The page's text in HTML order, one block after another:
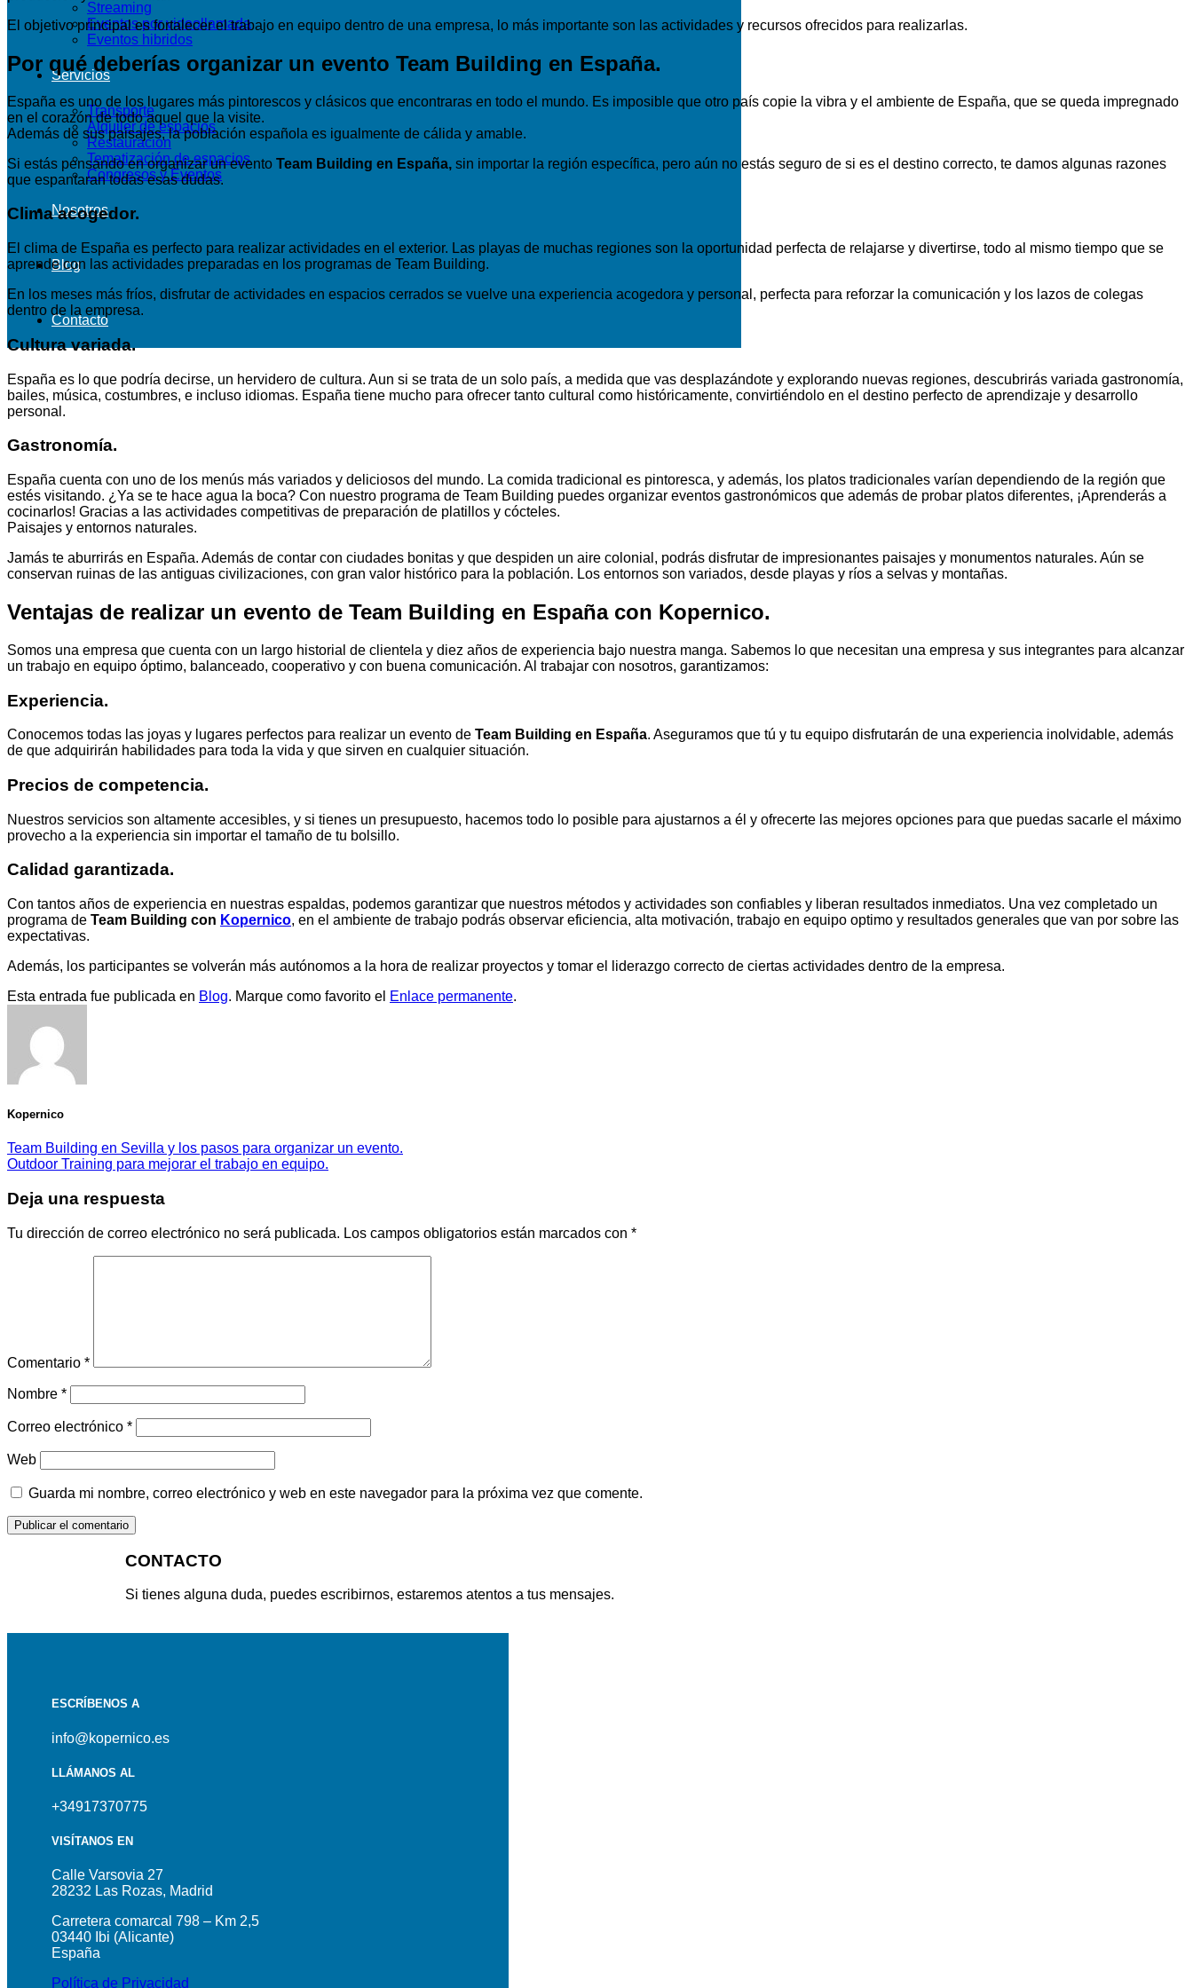
Streaming
Eventos por videollamada
Eventos hibridos
Servicios
Transporte
Alquiler de espacios
Restauración
Tematización de espacios
Congresos y Eventos
Nosotros
Blog
Contacto
El objetivo principal es fortalecer el trabajo en equipo dentro de una empresa, lo más importante son las actividades y recursos ofrecidos para realizarlas.
Por qué deberías organizar un evento Team Building en España.
España es uno de los lugares más pintorescos y clásicos que encontraras en todo el mundo. Es imposible que otro país copie la vibra y el ambiente de España, que se queda impregnado
en el corazón de todo aquel que la visite.
Además de sus paisajes, la población española es igualmente de cálida y amable.
Si estás pensando en organizar un evento Team Building en España, sin importar la región específica, pero aún no estás seguro de si es el destino correcto, te damos algunas razones
que espantaran todas esas dudas.
Clima acogedor.
El clima de España es perfecto para realizar actividades en el exterior. Las playas de muchas regiones son la oportunidad perfecta de relajarse y divertirse, todo al mismo tiempo que se
aprende con las actividades preparadas en los programas de Team Building.
En los meses más fríos, disfrutar de actividades en espacios cerrados se vuelve una experiencia acogedora y personal, perfecta para reforzar la comunicación y los lazos de colegas
dentro de la empresa.
Cultura variada.
España es lo que podría decirse, un hervidero de cultura. Aun si se trata de un solo país, a medida que vas desplazándote y explorando nuevas regiones, descubrirás variada gastronomía,
bailes, música, costumbres, e incluso idiomas. España tiene mucho para ofrecer tanto cultural como históricamente, convirtiéndolo en el destino perfecto de aprendizaje y desarrollo
personal.
Gastronomía.
España cuenta con uno de los menús más variados y deliciosos del mundo. La comida tradicional es pintoresca, y además, los platos tradicionales varían dependiendo de la región que
estés visitando. ¿Ya se te hace agua la boca? Con nuestro programa de Team Building puedes organizar eventos gastronómicos que además de probar platos diferentes, ¡Aprenderás a
cocinarlos! Gracias a las actividades competitivas de preparación de platillos y cócteles.
Paisajes y entornos naturales.
Jamás te aburrirás en España. Además de contar con ciudades bonitas y que despiden un aire colonial, podrás disfrutar de impresionantes paisajes y monumentos naturales. Aún se
conservan ruinas de las antiguas civilizaciones, con gran valor histórico para la población. Los entornos son variados, desde playas y ríos a selvas y montañas.
Ventajas de realizar un evento de Team Building en España con Kopernico.
Somos una empresa que cuenta con un largo historial de clientela y diez años de experiencia bajo nuestra manga. Sabemos lo que necesitan una empresa y sus integrantes para alcanzar
un trabajo en equipo óptimo, balanceado, cooperativo y con buena comunicación. Al trabajar con nosotros, garantizamos:
Experiencia.
Conocemos todas las joyas y lugares perfectos para realizar un evento de Team Building en España. Aseguramos que tú y tu equipo disfrutarán de una experiencia inolvidable, además
de que adquirirán habilidades para toda la vida y que sirven en cualquier situación.
Precios de competencia.
Nuestros servicios son altamente accesibles, y si tienes un presupuesto, hacemos todo lo posible para ajustarnos a él y ofrecerte las mejores opciones para que puedas sacarle el máximo
provecho a la experiencia sin importar el tamaño de tu bolsillo.
Calidad garantizada.
Con tantos años de experiencia en nuestras espaldas, podemos garantizar que nuestros métodos y actividades son confiables y liberan resultados inmediatos. Una vez completado un
programa de Team Building con Kopernico, en el ambiente de trabajo podrás observar eficiencia, alta motivación, trabajo en equipo optimo y resultados generales que van por sobre las
expectativas.
Además, los participantes se volverán más autónomos a la hora de realizar proyectos y tomar el liderazgo correcto de ciertas actividades dentro de la empresa.
Esta entrada fue publicada en Blog. Marque como favorito el Enlace permanente.
Kopernico
Team Building en Sevilla y los pasos para organizar un evento.
Outdoor Training para mejorar el trabajo en equipo.
Deja una respuesta
Tu dirección de correo electrónico no será publicada. Los campos obligatorios están marcados con *
Comentario *
Nombre *
Correo electrónico *
Web
Guarda mi nombre, correo electrónico y web en este navegador para la próxima vez que comente.
CONTACTO
Si tienes alguna duda, puedes escribirnos, estaremos atentos a tus mensajes.
ESCRÍBENOS A
info@kopernico.es
LLÁMANOS AL
+34917370775
VISÍTANOS EN
Calle Varsovia 27
28232 Las Rozas, Madrid
Carretera comarcal 798 – Km 2,5
03440 Ibi (Alicante)
España
Política de Privacidad